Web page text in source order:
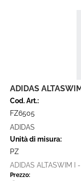
ADIDAS
Cod. Art.:
FZ6505
ADIDAS
Unità di misura:
PZ
ADIDAS ALTASWIM
Prezzo: